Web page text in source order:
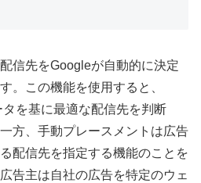
信先をGoogleが自動的に決定
。この機能を使用すると、
を基に最適な配信先を判断
方、手動プレースメントは広告
配信先を指定する機能のことを
告主は自社の広告を特定のウェ